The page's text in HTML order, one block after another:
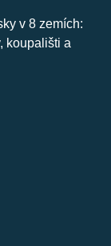
v 8 zemích:
koupališti a